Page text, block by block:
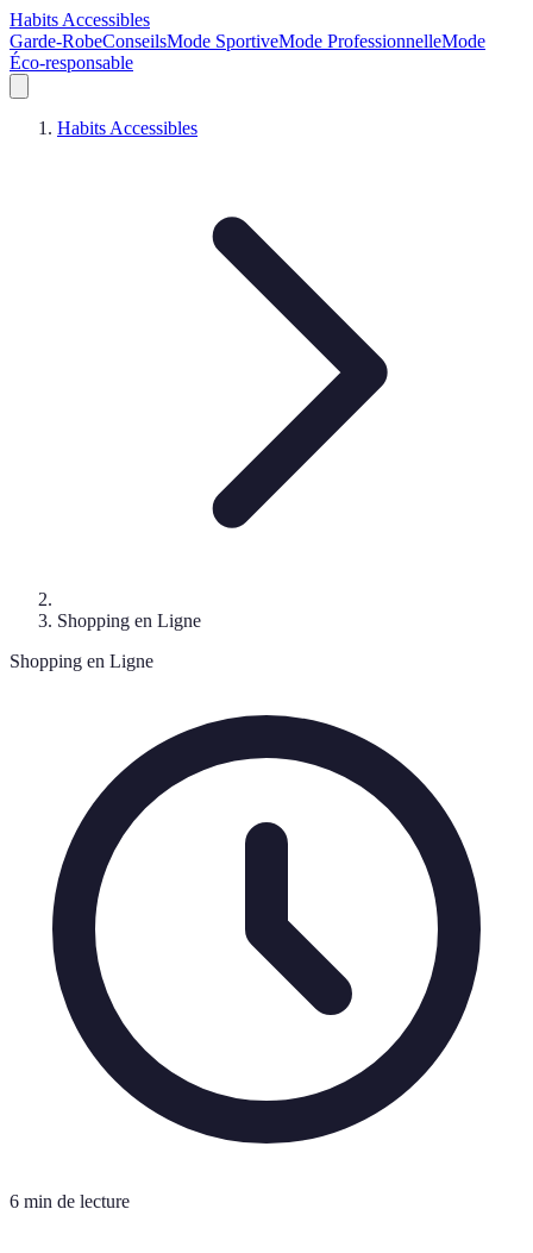
Habits Accessibles
Garde-RobeConseilsMode SportiveMode ProfessionnelleMode
Éco-responsable
Habits Accessibles
Shopping en Ligne
Shopping en Ligne
6 min de lecture